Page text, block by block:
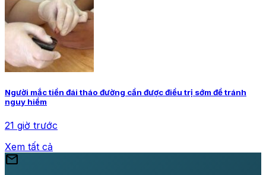
Người mắc tiền đái tháo đường cần được điều trị sớm để tránh
nguy hiểm
21 giờ trước
Xem tất cả
mail